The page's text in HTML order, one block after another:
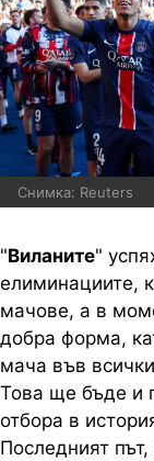
Снимка: Reuters
"Виланите"
елиминациите,
мачове, а в
добра форма,
мача във
Това ще бъде и
отбора в
Последният път,